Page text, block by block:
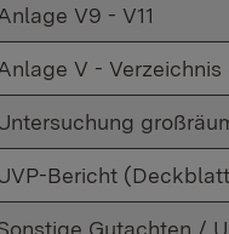
V9 - V11
V -
Bericht
Gutachten /